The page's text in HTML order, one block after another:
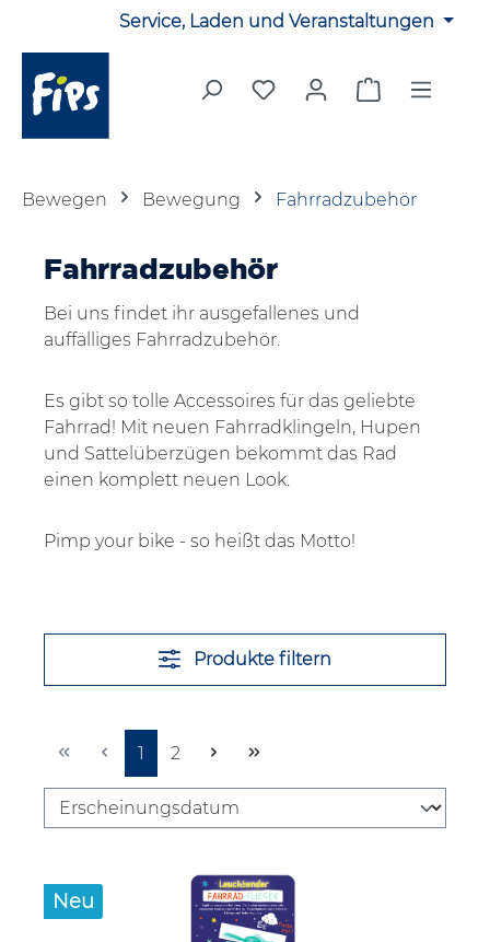
Zum Hauptinhalt springenService, Laden und Veranstaltungen
Du hast 0 Produkte auf
Warenkorb
Bewegen Bewegung Fahrradzubehör
Fahrradzubehör
Bei uns findet ihr ausgefallenes und
auffälliges Fahrradzubehör.
Es gibt so tolle Accessoires für das geliebte
Fahrrad! Mit neuen Fahrradklingeln, Hupen
und Sattelüberzügen bekommt das Rad
einen komplett neuen Look.
Pimp your bike - so heißt das Motto!
Produkte filtern
Seite
1 Seite
2
Neu